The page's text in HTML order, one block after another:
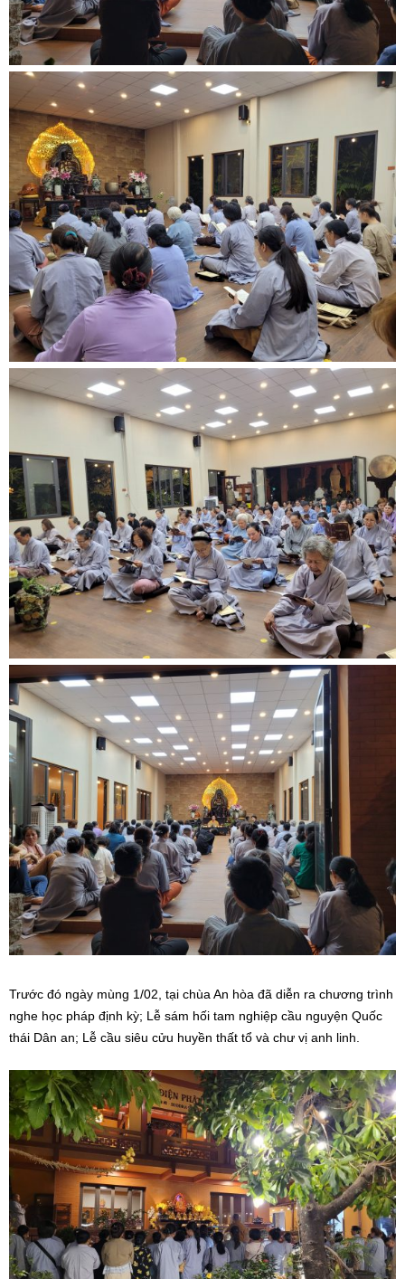
Trước đó ngày mùng 1/02, tại chùa An hòa đã diễn ra chương trình
nghe học pháp định kỳ; Lễ sám hối tam nghiệp cầu nguyện Quốc
thái Dân an; Lễ cầu siêu cửu huyền thất tổ và chư vị anh linh.